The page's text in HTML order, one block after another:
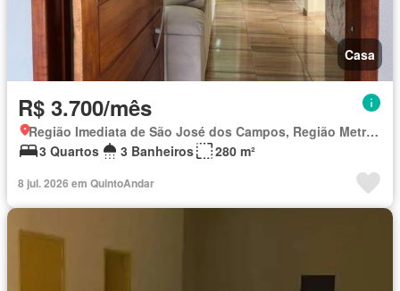
Casa
R$ 3.700/mês
Região Imediata de São José dos Campos, Região Metropolitana do Vale do Paraíba e Litoral Norte
3 Quartos
3 Banheiros 280 m²
8 jul. 2026 em QuintoAndar